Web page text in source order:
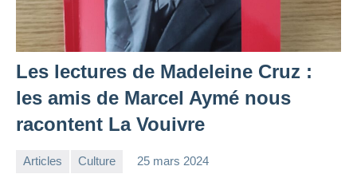
Les lectures de Madeleine Cruz :
les amis de Marcel Aymé nous
racontent La Vouivre
Articles Culture 25 mars 2024